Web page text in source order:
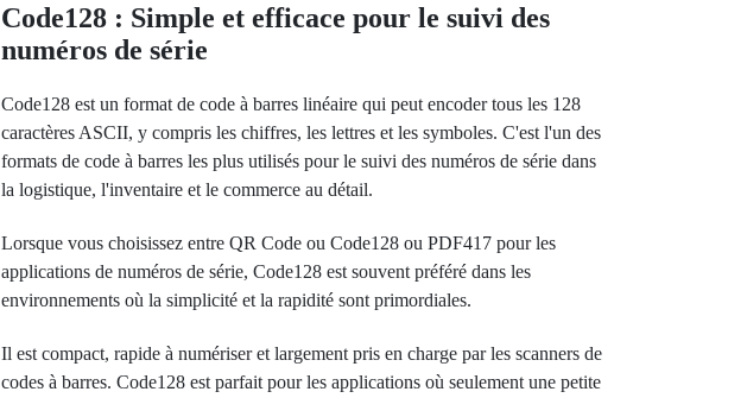
Code128 : Simple et efficace pour le suivi des
numéros de série
Code128 est un format de code à barres linéaire qui peut encoder tous les 128
caractères ASCII, y compris les chiffres, les lettres et les symboles. C'est l'un des
formats de code à barres les plus utilisés pour le suivi des numéros de série dans
la logistique, l'inventaire et le commerce au détail.
Lorsque vous choisissez entre QR Code ou Code128 ou PDF417 pour les
applications de numéros de série, Code128 est souvent préféré dans les
environnements où la simplicité et la rapidité sont primordiales.
Il est compact, rapide à numériser et largement pris en charge par les scanners de
codes à barres. Code128 est parfait pour les applications où seulement une petite